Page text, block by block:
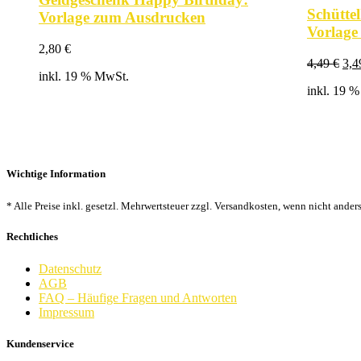
Vorlage zum Ausdrucken
2,80 €
inkl. 19 % MwSt.
4,49€
inkl. 19
Wichtige Information
* Alle Preise inkl. gesetzl. Mehrwertsteuer zzgl. Versandkosten, wenn nicht
Rechtliches
Datenschutz
AGB
FAQ – Häufige Fragen und Antworten
Impressum
Kundenservice